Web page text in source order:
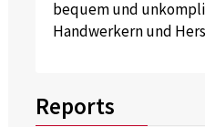
bequem und
Handwerkern und
Reports